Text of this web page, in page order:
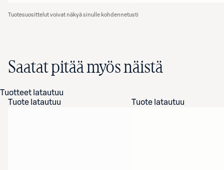
Tuotesuosittelut voivat näkyä sinulle kohdennetusti
Saatat pitää myös näistä
Tuotteet latautuu
Tuote latautuu
Tuote latautuu